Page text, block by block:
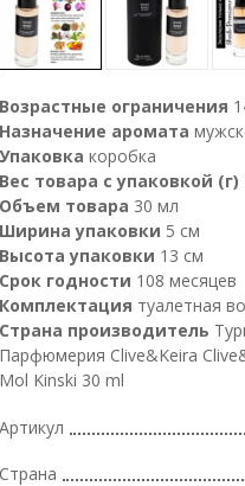
Возрастные ограничения
Назначение аромата
Упаковка коробка
Вес товара с упаковкой (г)
Объем товара 30 мл
Ширина упаковки 5 см
Высота упаковки 13 см
Срок годности 108 месяцев
Комплектация туалетная
Страна производитель
Парфюмерия Clive&Keira
Mol Kinski 30 ml
Артикул
Страна